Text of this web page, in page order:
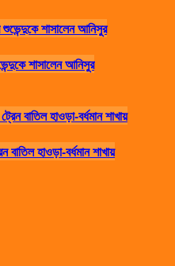
শাসালেন আনিসুর
হাওড়া-বর্ধমান শাখায়